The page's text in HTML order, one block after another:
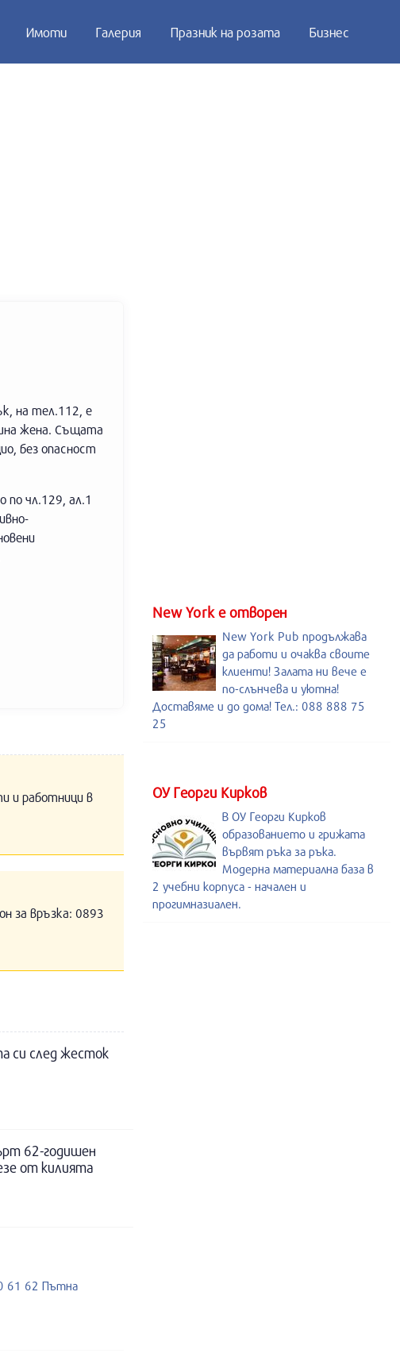
Имоти Галерия Празник на розата Бизнес
на тел.112, е
жена. Същата
без опасност
по чл.129, ал.1
и работници в
за връзка: 0893
си след жесток
62-годишен
от килията
New York е отворен
New York Pub продължава
да работи и очаква своите
клиенти! Залата ни вече е
по-слънчева и уютна!
Доставяме и до дома! Тел.: 088 888 75
25
ОУ Георги Кирков
В ОУ Георги Кирков
образованието и грижата
вървят ръка за ръка.
Модерна материална база в
2 учебни корпуса - начален и
прогимназиален.
61 62 Пътна